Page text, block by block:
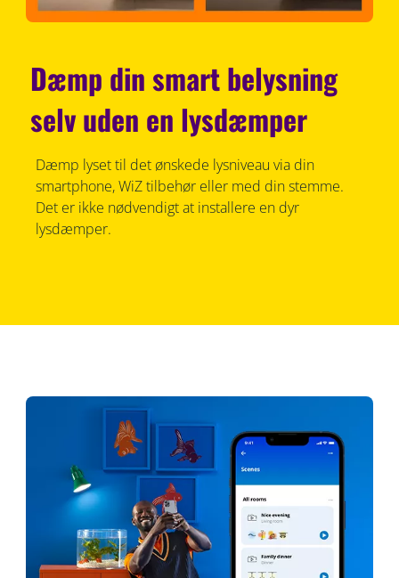
Dæmp din smart belysning
selv uden en lysdæmper
Dæmp lyset til det ønskede lysniveau via din
smartphone, WiZ tilbehør eller med din stemme.
Det er ikke nødvendigt at installere en dyr
lysdæmper.